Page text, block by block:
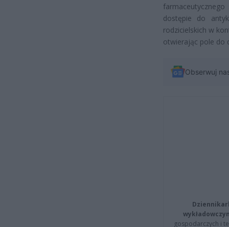
dostępie do
rodzicielskich w
otwierając pole do
Obserwuj
gospodarczych i